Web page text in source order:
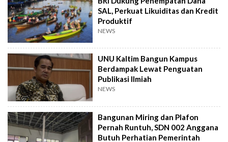
SAL, Perkuat Likuiditas dan Kredit
Produktif
NEWS
UNU Kaltim Bangun Kampus
Berdampak Lewat Penguatan
Publikasi Ilmiah
NEWS
Bangunan Miring dan Plafon
Pernah Runtuh, SDN 002 Anggana
Butuh Perhatian Pemerintah